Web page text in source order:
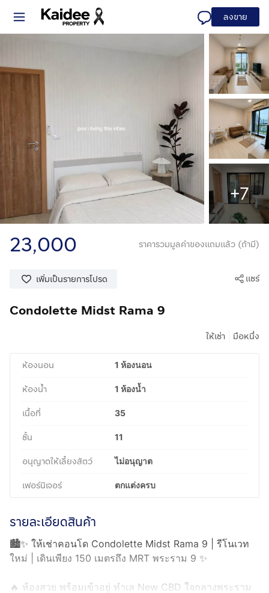
ลงขาย
+7
23,000 ราคารวมมูลค่าของแถมแล้ว (ถ้ามี)
เพิ่มเป็นรายการโปรด แชร์
Condolette Midst Rama 9
ให้เช่า มือหนึ่ง
ห้องนอน 1 ห้องนอน
ห้องน้ำ 1 ห้องน้ำ
เนื้อที่ 35
ชั้น 11
อนุญาตให้เลี้ยงสัตว์ ไม่อนุญาต
เฟอร์นิเจอร์ ตกแต่งครบ
รายละเอียดสินค้า
🏙️✨ ให้เช่าคอนโด Condolette Midst Rama 9 | รีโนเวท
ใหม่ | เดินเพียง 150 เมตรถึง MRT พระราม 9 ✨
🔥 ห้องสวย พร้อมเข้าอยู่ ทำเล New CBD ใจกลางพระราม